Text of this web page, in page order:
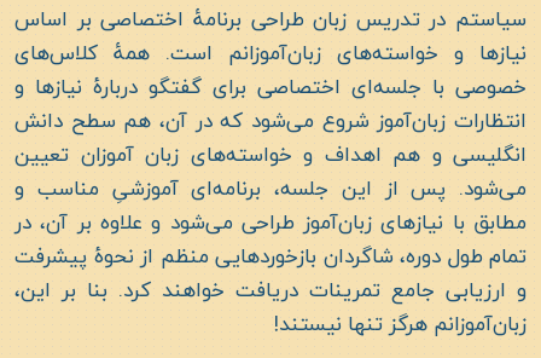
سیاستم در تدریس زبان طراحی برنامۀ اختصاصی بر اساس
نیازها و خواسته‌های زبان‌آموزانم است. همۀ کلاس‌های
خصوصی با جلسه‌ای اختصاصی برای گفتگو دربارۀ نیازها و
انتظارات زبان‌آموز شروع می‌شود که در آن، هم سطح دانش
انگلیسی و هم اهداف و خواسته‌های زبان آموزان تعیین
می‌شود. پس از این جلسه، برنامه‌ای آموزشیِ مناسب و
مطابق با نیازهای زبان‌آموز طراحی می‌شود و علاوه بر آن، در
تمام طول دوره، شاگردان بازخوردهایی منظم از نحوۀ پیشرفت
و ارزیابی جامع تمرینات دریافت خواهند کرد. بنا بر این،
زبان‌آموزانم هرگز تنها نیستند!